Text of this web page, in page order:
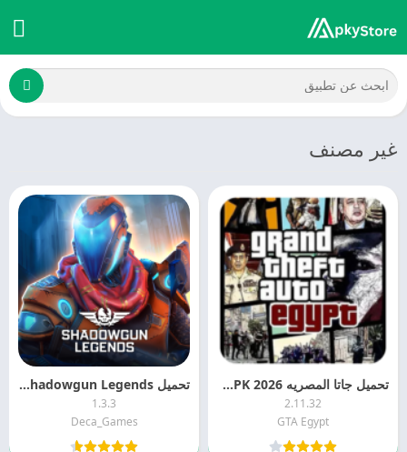
غير مصنف
تحميل جاتا المصريه 2026 GTA Egypt APK التحديث الاخير
2.11.32
GTA Egypt
تحميل Shadowgun Legends مهكرة Shadowgun Legends MOD APK
1.3.3
Deca_Games